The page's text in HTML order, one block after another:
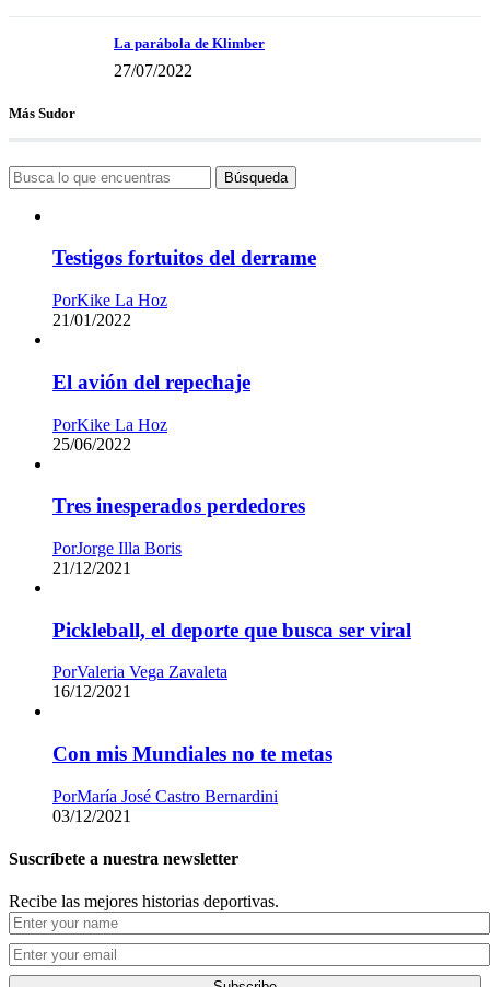
La parábola de Klimber
27/07/2022
Más Sudor
Búsqueda
Testigos fortuitos del derrame
PorKike La Hoz
21/01/2022
El avión del repechaje
PorKike La Hoz
25/06/2022
Tres inesperados perdedores
PorJorge Illa Boris
21/12/2021
Pickleball, el deporte que busca ser viral
PorValeria Vega Zavaleta
16/12/2021
Con mis Mundiales no te metas
PorMaría José Castro Bernardini
03/12/2021
Suscríbete a nuestra newsletter
Recibe las mejores historias deportivas.